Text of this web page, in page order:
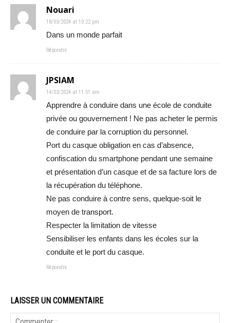
Nouari
18/03/2024 at 10:22 pm
Dans un monde parfait
Répondre
JPSIAM
14/03/2024 at 11:51 am
Apprendre à conduire dans une école de conduite
privée ou gouvernement ! Ne pas acheter le permis
de conduire par la corruption du personnel.
Port du casque obligation en cas d’absence,
confiscation du smartphone pendant une semaine
et présentation d’un casque et de sa facture lors de
la récupération du téléphone.
Ne pas conduire à contre sens, quelque-soit le
moyen de transport.
Respecter la limitation de vitesse
Sensibiliser les enfants dans les écoles sur la
conduite et le port du casque.
Répondre
LAISSER UN COMMENTAIRE